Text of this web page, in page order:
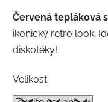
je
0,0
z
hvězdiček.
Červená tepláková
ikonický retro look.
diskotéky!
Velikost